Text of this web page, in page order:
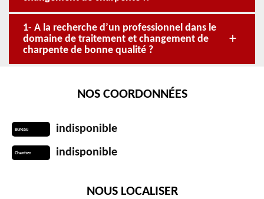
1- A la recherche d’un professionnel dans le
domaine de traitement et changement de
charpente de bonne qualité ?
NOS COORDONNÉES
Bureau indisponible
Chantier indisponible
NOUS LOCALISER